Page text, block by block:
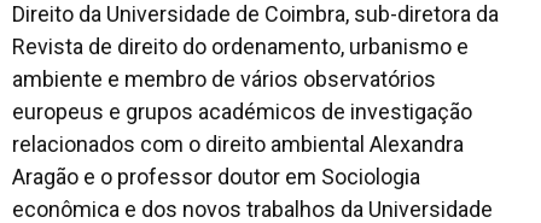
Direito da Universidade de Coimbra, sub-diretora da
Revista de direito do ordenamento, urbanismo e
ambiente e membro de vários observatórios
europeus e grupos académicos de investigação
relacionados com o direito ambiental Alexandra
Aragão e o professor doutor em Sociologia
econômica e dos novos trabalhos da Universidade